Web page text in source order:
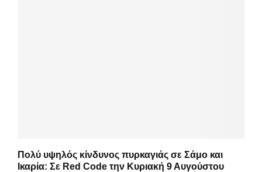
Πολύ υψηλός κίνδυνος πυρκαγιάς σε Σάμο και
Ικαρία: Σε Red Code την Κυριακή 9 Αυγούστου